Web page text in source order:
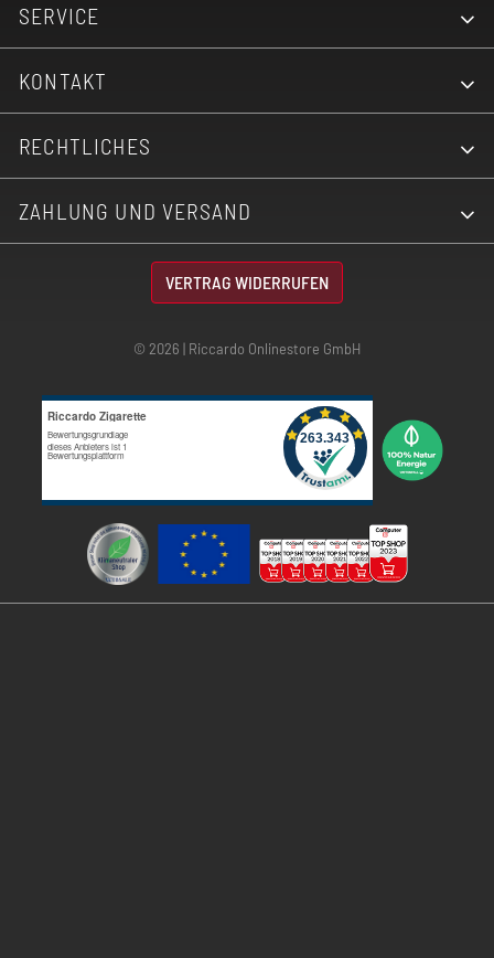
SERVICE
KONTAKT
RECHTLICHES
ZAHLUNG UND VERSAND
VERTRAG WIDERRUFEN
© 2026 | Riccardo Onlinestore GmbH